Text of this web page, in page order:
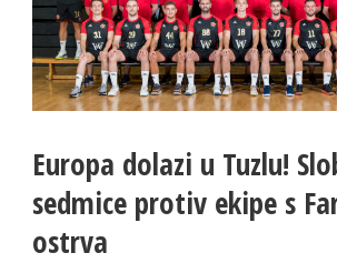
Europa dolazi u Tuzlu!
sedmice protiv ekipe s
ostrva